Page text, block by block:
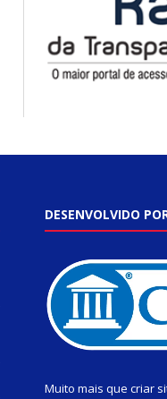
DESENVOLVIDO
Muito mais que criar